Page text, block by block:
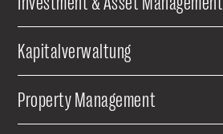
Kapitalverwaltung
Property Management